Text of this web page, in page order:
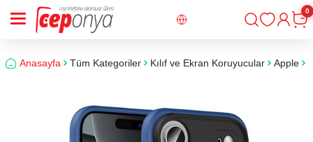
Giriş
0
Anasayfa Tüm Kategoriler Kılıf ve Ekran Koruyucular Apple